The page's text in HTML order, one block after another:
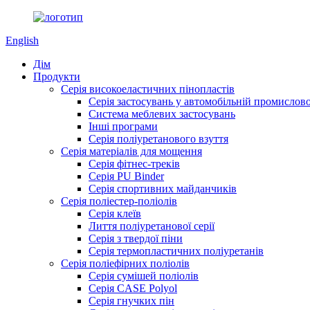
English
Дім
Продукти
Серія високоеластичних пінопластів
Серія застосувань у автомобільній
Система меблевих застосувань
Інші програми
Серія поліуретанового взуття
Серія матеріалів для мощення
Серія фітнес-треків
Серія PU Binder
Серія спортивних майданчиків
Серія поліестер-поліолів
Серія клеїв
Лиття поліуретанової серії
Серія з твердої піни
Серія термопластичних поліуретанів
Серія поліефірних поліолів
Серія сумішей поліолів
Серія CASE Polyol
Серія гнучких пін